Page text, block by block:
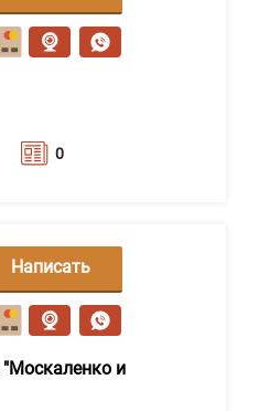
0
сообщение
и
Написать
сообщение